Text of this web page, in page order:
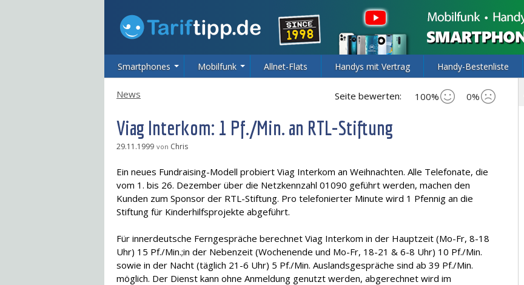
Smartphones Mobilfunk Allnet-Flats Handys mit Vertrag Handy-Bestenliste
Seite bewerten: 100% 0%
News
Viag Interkom: 1 Pf./Min. an RTL-Stiftung
29.11.1999 von Chris
Ein neues Fundraising-Modell probiert Viag Interkom an Weihnachten. Alle Telefonate, die
vom 1. bis 26. Dezember über die Netzkennzahl 01090 geführt werden, machen den
Kunden zum Sponsor der RTL-Stiftung. Pro telefonierter Minute wird 1 Pfennig an die
Stiftung für Kinderhilfsprojekte abgeführt.
Für innerdeutsche Ferngespräche berechnet Viag Interkom in der Hauptzeit (Mo-Fr, 8-18
Uhr) 15 Pf./Min.;in der Nebenzeit (Wochenende und Mo-Fr, 18-21 & 6-8 Uhr) 10 Pf./Min.
sowie in der Nacht (täglich 21-6 Uhr) 5 Pf./Min. Auslandsgespräche sind ab 39 Pf./Min.
möglich. Der Dienst kann ohne Anmeldung genutzt werden, abgerechnet wird im